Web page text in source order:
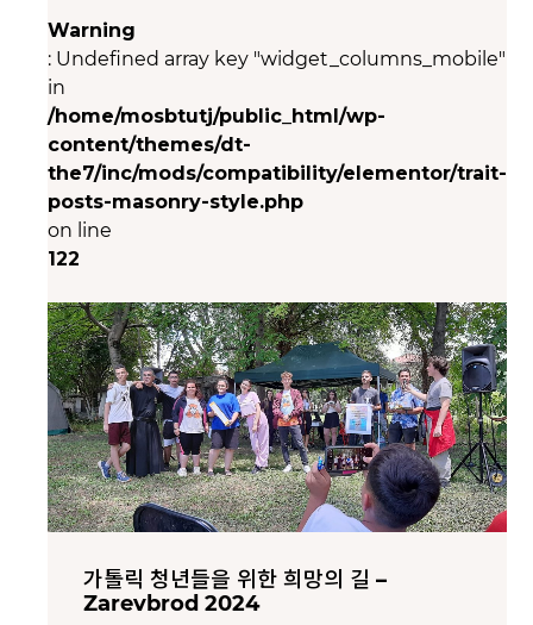
Warning
: Undefined array key "widget_columns_mobile"
in
/home/mosbtutj/public_html/wp-
content/themes/dt-
the7/inc/mods/compatibility/elementor/trait-
posts-masonry-style.php
on line
122
가톨릭 청년들을 위한 희망의 길 –
Zarevbrod 2024